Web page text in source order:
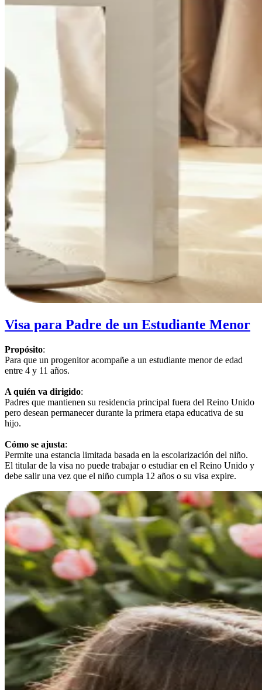
Visa para Padre de un Estudiante Menor
Propósito:
Para que un progenitor acompañe a un estudiante menor de edad
entre 4 y 11 años.
A quién va dirigido:
Padres que mantienen su residencia principal fuera del Reino Unido
pero desean permanecer durante la primera etapa educativa de su
hijo.
Cómo se ajusta:
Permite una estancia limitada basada en la escolarización del niño.
El titular de la visa no puede trabajar o estudiar en el Reino Unido y
debe salir una vez que el niño cumpla 12 años o su visa expire.